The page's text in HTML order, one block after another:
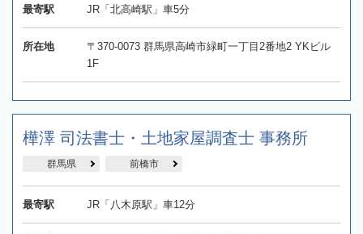
最寄駅 JR「北高崎駅」車5分
所在地
〒370-0073 群馬県高崎市緑町一丁目2番地2 YKビル
1F
樺澤 司法書士・土地家屋調査士 事務所
群馬県 前橋市
最寄駅 JR「八木原駅」車12分